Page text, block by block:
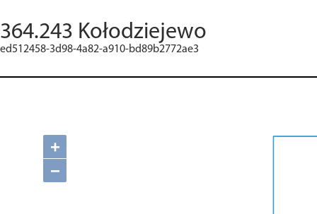
364.243 Kołodziejewo
ed512458-3d98-4a82-a910-bd89b2772ae3
+
−